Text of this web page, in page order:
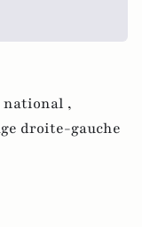
national ,
droite-gauche